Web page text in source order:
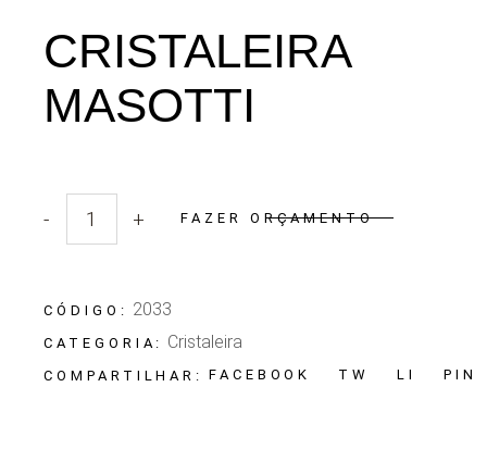
CRISTALEIRA
MASOTTI
Quantidade Cristaleira Masotti
- + FAZER ORÇAMENTO
CÓDIGO: 2033
CATEGORIA: Cristaleira
COMPARTILHAR: FACEBOOK TW LI PIN